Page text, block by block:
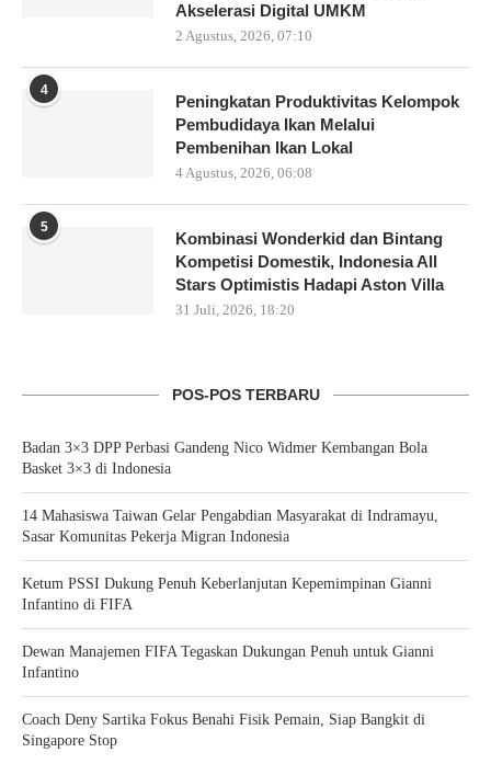
Akselerasi Digital UMKM
2 Agustus, 2026, 07:10
4
Peningkatan Produktivitas Kelompok
Pembudidaya Ikan Melalui
Pembenihan Ikan Lokal
4 Agustus, 2026, 06:08
5
Kombinasi Wonderkid dan Bintang
Kompetisi Domestik, Indonesia All
Stars Optimistis Hadapi Aston Villa
31 Juli, 2026, 18:20
POS-POS TERBARU
Badan 3×3 DPP Perbasi Gandeng Nico Widmer Kembangan Bola
Basket 3×3 di Indonesia
14 Mahasiswa Taiwan Gelar Pengabdian Masyarakat di Indramayu,
Sasar Komunitas Pekerja Migran Indonesia
Ketum PSSI Dukung Penuh Keberlanjutan Kepemimpinan Gianni
Infantino di FIFA
Dewan Manajemen FIFA Tegaskan Dukungan Penuh untuk Gianni
Infantino
Coach Deny Sartika Fokus Benahi Fisik Pemain, Siap Bangkit di
Singapore Stop